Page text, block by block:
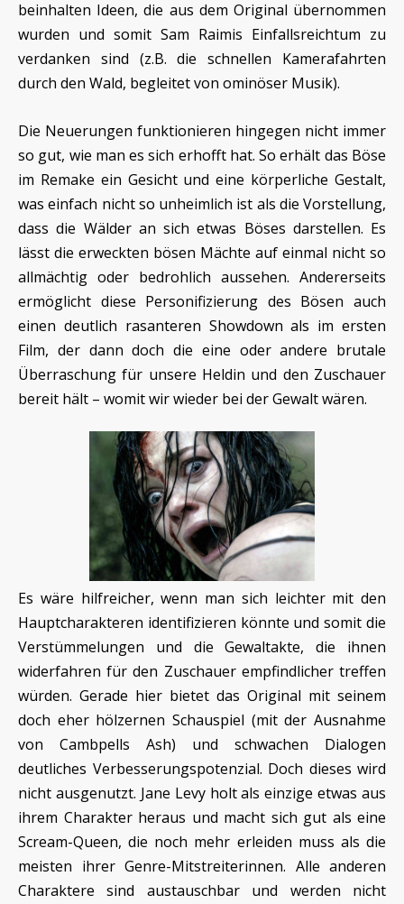
beinhalten Ideen, die aus dem Original übernommen
wurden und somit Sam Raimis Einfallsreichtum zu
verdanken sind (z.B. die schnellen Kamerafahrten
durch den Wald, begleitet von ominöser Musik).
Die Neuerungen funktionieren hingegen nicht immer
so gut, wie man es sich erhofft hat. So erhält das Böse
im Remake ein Gesicht und eine körperliche Gestalt,
was einfach nicht so unheimlich ist als die Vorstellung,
dass die Wälder an sich etwas Böses darstellen. Es
lässt die erweckten bösen Mächte auf einmal nicht so
allmächtig oder bedrohlich aussehen. Andererseits
ermöglicht diese Personifizierung des Bösen auch
einen deutlich rasanteren Showdown als im ersten
Film, der dann doch die eine oder andere brutale
Überraschung für unsere Heldin und den Zuschauer
bereit hält – womit wir wieder bei der Gewalt wären.
Es wäre hilfreicher, wenn man sich leichter mit den
Hauptcharakteren identifizieren könnte und somit die
Verstümmelungen und die Gewaltakte, die ihnen
widerfahren für den Zuschauer empfindlicher treffen
würden. Gerade hier bietet das Original mit seinem
doch eher hölzernen Schauspiel (mit der Ausnahme
von Cambpells Ash) und schwachen Dialogen
deutliches Verbesserungspotenzial. Doch dieses wird
nicht ausgenutzt. Jane Levy holt als einzige etwas aus
ihrem Charakter heraus und macht sich gut als eine
Scream-Queen, die noch mehr erleiden muss als die
meisten ihrer Genre-Mitstreiterinnen. Alle anderen
Charaktere sind austauschbar und werden nicht